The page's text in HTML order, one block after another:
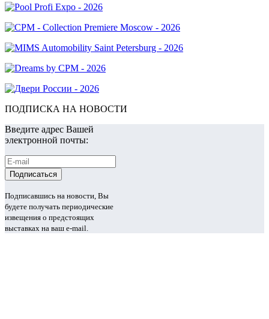
ПОДПИСКА НА НОВОСТИ
Введите адрес Вашей
электронной почты:
Подписавшись на новости, Вы
будете получать периодические
извещения о предстоящих
выставках на ваш e-mail.